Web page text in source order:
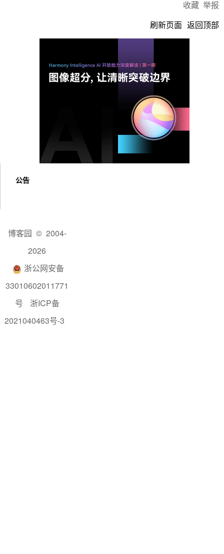
收藏 举报
刷新页面 返回顶部
公告
博客园 © 2004-
2026
浙公网安备
33010602011771
号
浙ICP备
2021040463号-3